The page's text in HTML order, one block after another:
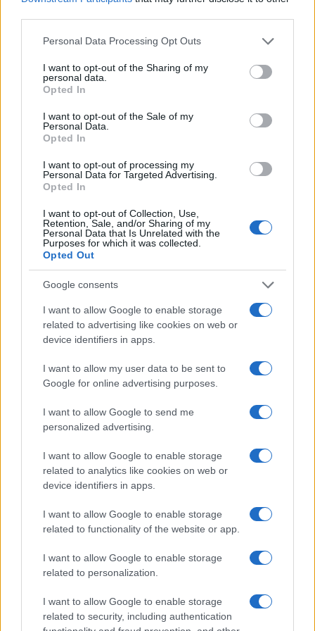
Please note that this website/app uses one or more Google
not limited to your visit or usage behaviour. You may click to
grant or deny consent to Google and its third-party tags to
use your data for below specified purposes in below Google
consent section.
Personal Data Processing Opt Outs
I want to opt-out of the Sharing of my
personal data.
Opted In
I want to opt-out of the Sale of my
Personal Data.
Opted In
I want to opt-out of processing my
Personal Data for Targeted Advertising.
Opted In
I want to opt-out of Collection, Use,
Retention, Sale, and/or Sharing of my
Personal Data that Is Unrelated with the
Purposes for which it was collected.
Opted Out
Google consents
I want to allow Google to enable storage
related to advertising like cookies on web or
device identifiers in apps.
I want to allow my user data to be sent to
Google for online advertising purposes.
I want to allow Google to send me
personalized advertising.
I want to allow Google to enable storage
related to analytics like cookies on web or
device identifiers in apps.
I want to allow Google to enable storage
related to functionality of the website or app.
I want to allow Google to enable storage
related to personalization.
I want to allow Google to enable storage
related to security, including authentication
Erdő Péter egy másik, Ervin Gábor
szolidaritását jelző cselekedeteként
említette, hogy
felvarrta a sárga csillagot fekete
reverendájára, annak ellenére,
hogy papként nem volt köteles a
zsidóságát jelző csillag
viselésére.
Ervin Gábor boldoggá avatása
Depaula Flavio, a boldoggá avatás Erdő Péter
által kinevezett posztulátora ismertette:
feladata, hogy összegyűjtse a boldoggá
avatás egyházmegyei szakaszában az Ervin
Gábor életére, vértanúságára vonatkozó
adatokat, visszaemlékezéseket.
Elmondta, hogy számos tanúvallomás igazolja
Ervin Gábor tetteit és hiteles életpéldáját,
igaz, ezek másodlagos tanúvallomások,
vagyis Ausztráliában, Londonban, Amerikában
élők idézik fel, amit édesanyjuk, édesapjuk
mesélt Ervin Gáborról.